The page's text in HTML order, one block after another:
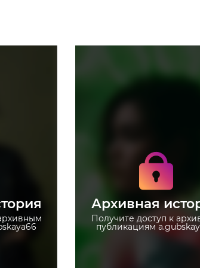
без
Архивная
Получите доступ к
публикациям
архивным историям
a.gubskaya66
Не отвлекайтесь на
рекламу
Загружайте
ограничений